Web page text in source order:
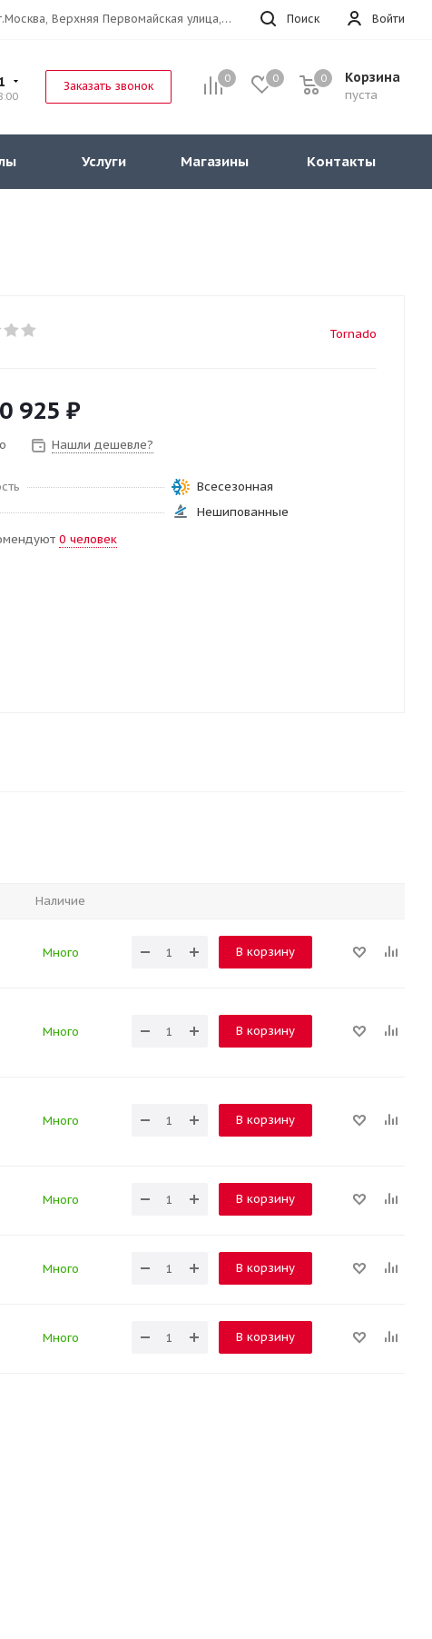
Войти
Поиск
г.Москва, Верхняя Первомайская улица, 47к11 офис 214
0 0 Корзина
пуста
0
Заказать звонок
Услуги Магазины Контакты
Tornado
925 ₽
Нашли дешевле?
Всесезонная
Нешипованные
0 человек
Наличие
Много В корзину
Много В корзину
Много В корзину
Много В корзину
Много В корзину
Много В корзину